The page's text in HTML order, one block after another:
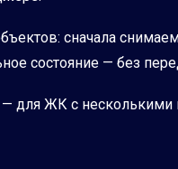
сначала
состояние — без
— для ЖК с